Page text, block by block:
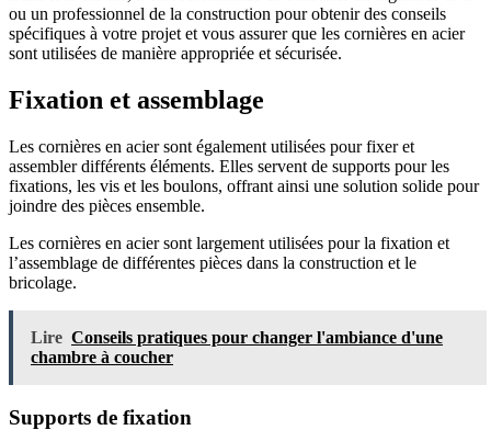
ou un professionnel de la construction pour obtenir des conseils
spécifiques à votre projet et vous assurer que les cornières en acier
sont utilisées de manière appropriée et sécurisée.
Fixation et assemblage
Les cornières en acier sont également utilisées pour fixer et
assembler différents éléments. Elles servent de supports pour les
fixations, les vis et les boulons, offrant ainsi une solution solide pour
joindre des pièces ensemble.
Les cornières en acier sont largement utilisées pour la fixation et
l’assemblage de différentes pièces dans la construction et le
bricolage.
Lire Conseils pratiques pour changer l'ambiance d'une
chambre à coucher
Supports de fixation